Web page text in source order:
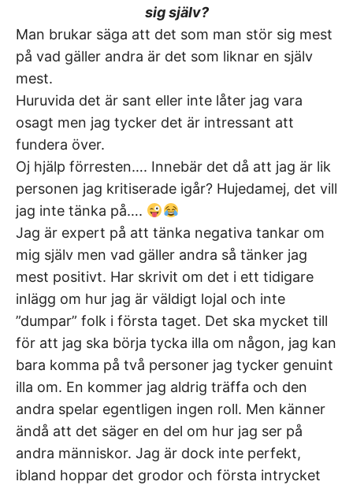
sig själv?
Man brukar säga att det som man stör sig mest
på vad gäller andra är det som liknar en själv
mest.
Huruvida det är sant eller inte låter jag vara
osagt men jag tycker det är intressant att
fundera över.
Oj hjälp förresten…. Innebär det då att jag är lik
personen jag kritiserade igår? Hujedamej, det vill
jag inte tänka på….
Jag är expert på att tänka negativa tankar om
mig själv men vad gäller andra så tänker jag
mest positivt. Har skrivit om det i ett tidigare
inlägg om hur jag är väldigt lojal och inte
”dumpar” folk i första taget. Det ska mycket till
för att jag ska börja tycka illa om någon, jag kan
bara komma på två personer jag tycker genuint
illa om. En kommer jag aldrig träffa och den
andra spelar egentligen ingen roll. Men känner
ändå att det säger en del om hur jag ser på
andra människor. Jag är dock inte perfekt,
ibland hoppar det grodor och första intrycket